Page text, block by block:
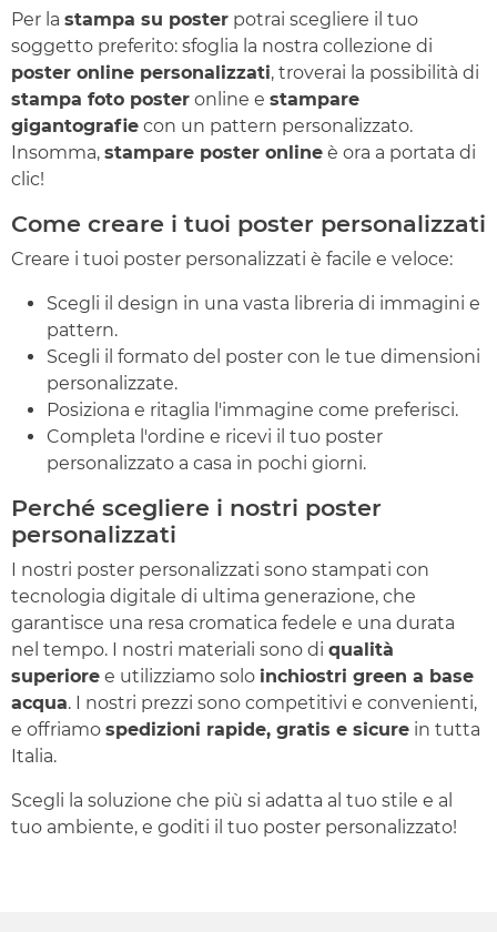
Per la stampa su poster potrai scegliere il tuo
soggetto preferito: sfoglia la nostra collezione di
poster online personalizzati, troverai la possibilità di
stampa foto poster online e stampare
gigantografie con un pattern personalizzato.
Insomma, stampare poster online è ora a portata di
clic!
Come creare i tuoi poster personalizzati
Creare i tuoi poster personalizzati è facile e veloce:
Scegli il design in una vasta libreria di immagini e
pattern.
Scegli il formato del poster con le tue dimensioni
personalizzate.
Posiziona e ritaglia l'immagine come preferisci.
Completa l'ordine e ricevi il tuo poster
personalizzato a casa in pochi giorni.
Perché scegliere i nostri poster
personalizzati
I nostri poster personalizzati sono stampati con
tecnologia digitale di ultima generazione, che
garantisce una resa cromatica fedele e una durata
nel tempo. I nostri materiali sono di qualità
superiore e utilizziamo solo inchiostri green a base
acqua. I nostri prezzi sono competitivi e convenienti,
e offriamo spedizioni rapide, gratis e sicure in tutta
Italia.
Scegli la soluzione che più si adatta al tuo stile e al
tuo ambiente, e goditi il tuo poster personalizzato!